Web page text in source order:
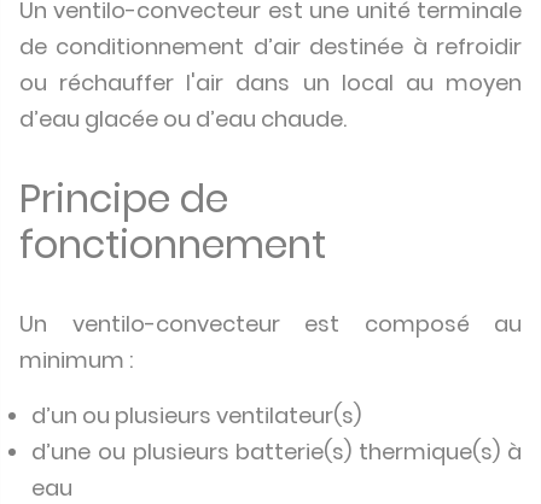
Un ventilo-convecteur est une unité terminale
de conditionnement d’air destinée à refroidir
ou réchauffer l'air dans un local au moyen
d’eau glacée ou d’eau chaude.
Principe de
fonctionnement
Un ventilo-convecteur est composé au
minimum :
d’un ou plusieurs ventilateur(s)
d’une ou plusieurs batterie(s) thermique(s) à
eau